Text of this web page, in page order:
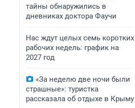
тайны обнаружились в
дневниках доктора Фаучи
Нас ждут целых семь коротких
рабочих недель: график на
2027 год
«За неделю две ночи были
страшные»: туристка
рассказала об отдыхе в Крыму